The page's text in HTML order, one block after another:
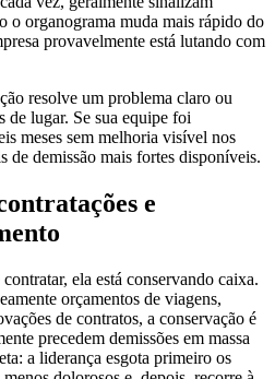
o organograma muda mais rápido do
provavelmente está lutando com
resolve um problema claro ou
de lugar. Se sua equipe foi
meses sem melhoria visível nos
de demissão mais fortes disponíveis.
e
ela está conservando caixa.
orçamentos de viagens,
de contratos, a conservação é
precedem demissões em massa
a liderança esgota primeiro os